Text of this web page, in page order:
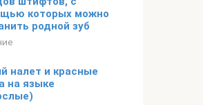
которых можно
родной зуб
налет и красные
на языке